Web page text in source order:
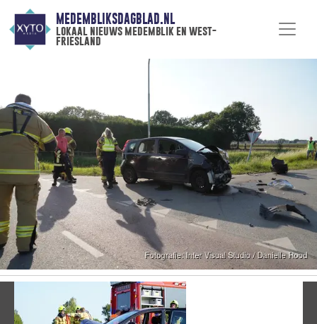
MEDEMBLIKSDAGBLAD.NL
lokaal nieuws medemblik en west-
friesland